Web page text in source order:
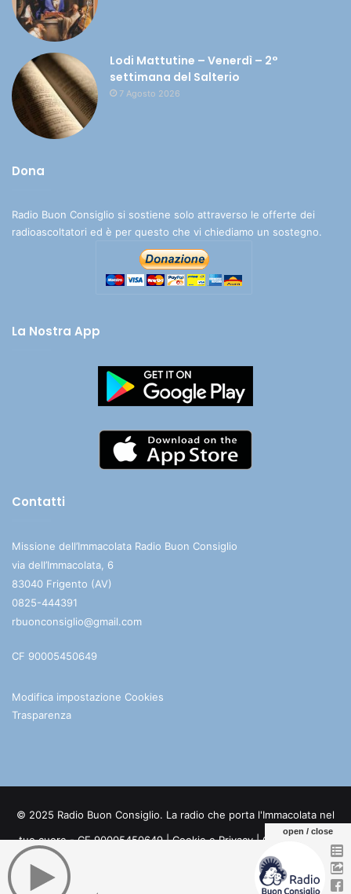
Lodi Mattutine – Venerdì – 2°
settimana del Salterio
7 Agosto 2026
Dona
Radio Buon Consiglio si sostiene solo attraverso le offerte dei
radioascoltatori ed è per questo che vi chiediamo un sostegno.
La Nostra App
Contatti
Missione dell’Immacolata Radio Buon Consiglio
via dell’Immacolata, 6
83040 Frigento (AV)
0825-444391
rbuonconsiglio@gmail.com
CF 90005450649
Modifica impostazione Cookies
Trasparenza
© 2025 Radio Buon Consiglio. La radio che porta l'Immacolata nel
tuo cuore - CF 90005450649 |Cookie e Privacy| Credits:
TelegramWhatsApp
open / close